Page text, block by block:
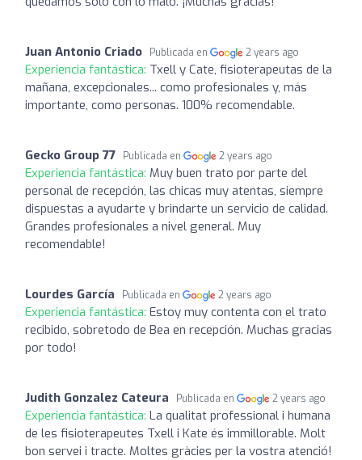
Juan Antonio Criado Publicada en 2 years ago
Experiencia fantástica: Txell y Cate, fisioterapeutas de la
mañana, excepcionales... como profesionales y, más
importante, como personas. 100% recomendable.
Gecko Group 77 Publicada en 2 years ago
Experiencia fantástica: Muy buen trato por parte del
personal de recepción, las chicas muy atentas, siempre
dispuestas a ayudarte y brindarte un servicio de calidad.
Grandes profesionales a nivel general. Muy
recomendable!
Lourdes García Publicada en 2 years ago
Experiencia fantástica: Estoy muy contenta con el trato
recibido, sobretodo de Bea en recepción. Muchas gracias
por todo!
Judith Gonzalez Cateura Publicada en 2 years ago
Experiencia fantástica: La qualitat professional i humana
de les fisioterapeutes Txell i Kate és immillorable. Molt
bon servei i tracte. Moltes gràcies per la vostra atenció!